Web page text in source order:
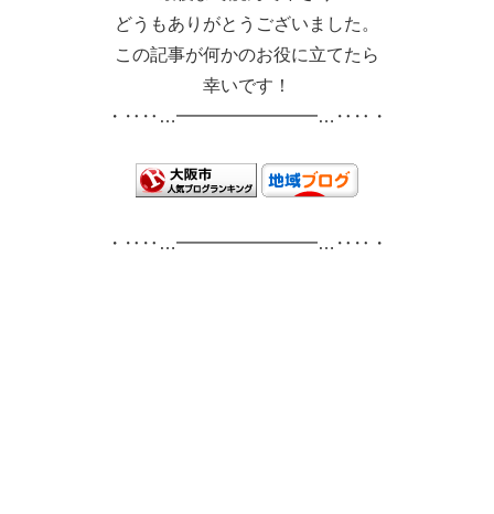
どうもありがとうございました。
この記事が何かのお役に立てたら
幸いです！
・‥‥…━━━━━━━━…‥‥・
・‥‥…━━━━━━━━…‥‥・